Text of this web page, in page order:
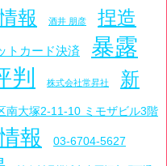
報 酒井 朋彦 捏造
トカード決済 暴露
判 株式会社常昇社
新
南大塚2-11-10 ミモザビル3階
報 03-6704-5627